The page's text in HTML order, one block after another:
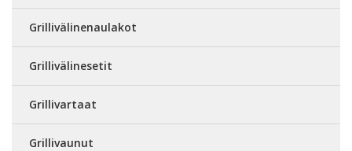
Grillivälinenaulakot
Grillivälinesetit
Grillivartaat
Grillivaunut